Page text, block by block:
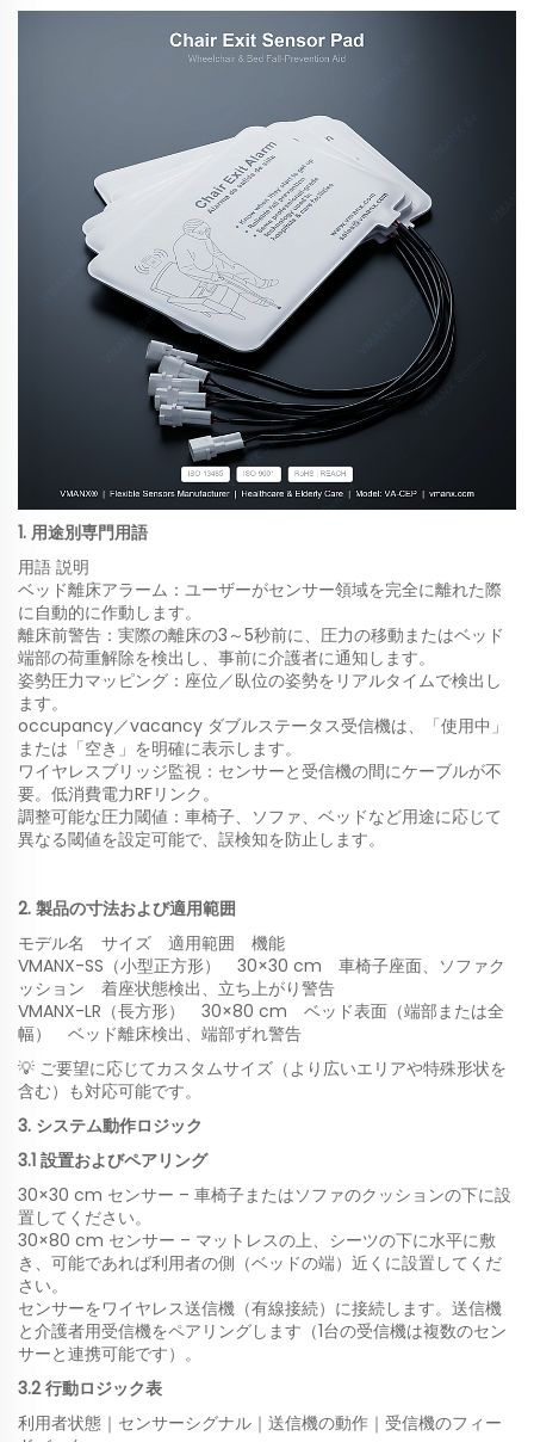
1. 用途別専門用語
用語 説明
ベッド離床アラーム：ユーザーがセンサー領域を完全に離れた際
に自動的に作動します。
離床前警告：実際の離床の3～5秒前に、圧力の移動またはベッド
端部の荷重解除を検出し、事前に介護者に通知します。
姿勢圧力マッピング：座位／臥位の姿勢をリアルタイムで検出し
ます。
occupancy／vacancy ダブルステータス受信機は、「使用中」
または「空き」を明確に表示します。
ワイヤレスブリッジ監視：センサーと受信機の間にケーブルが不
要。低消費電力RFリンク。
調整可能な圧力閾値：車椅子、ソファ、ベッドなど用途に応じて
異なる閾値を設定可能で、誤検知を防止します。
2. 製品の寸法および適用範囲
モデル名 サイズ 適用範囲 機能
VMANX-SS（小型正方形） 30×30 cm 車椅子座面、ソファク
ッション 着座状態検出、立ち上がり警告
VMANX-LR（長方形） 30×80 cm ベッド表面（端部または全
幅） ベッド離床検出、端部ずれ警告
💡 ご要望に応じてカスタムサイズ（より広いエリアや特殊形状を
含む）も対応可能です。
3. システム動作ロジック
3.1 設置およびペアリング
30×30 cm センサー – 車椅子またはソファのクッションの下に設
置してください。
30×80 cm センサー – マットレスの上、シーツの下に水平に敷
き、可能であれば利用者の側（ベッドの端）近くに設置してくだ
さい。
センサーをワイヤレス送信機（有線接続）に接続します。送信機
と介護者用受信機をペアリングします（1台の受信機は複数のセン
サーと連携可能です）。
3.2 行動ロジック表
利用者状態｜センサーシグナル｜送信機の動作｜受信機のフィー